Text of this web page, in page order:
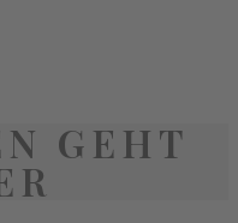
GEHT